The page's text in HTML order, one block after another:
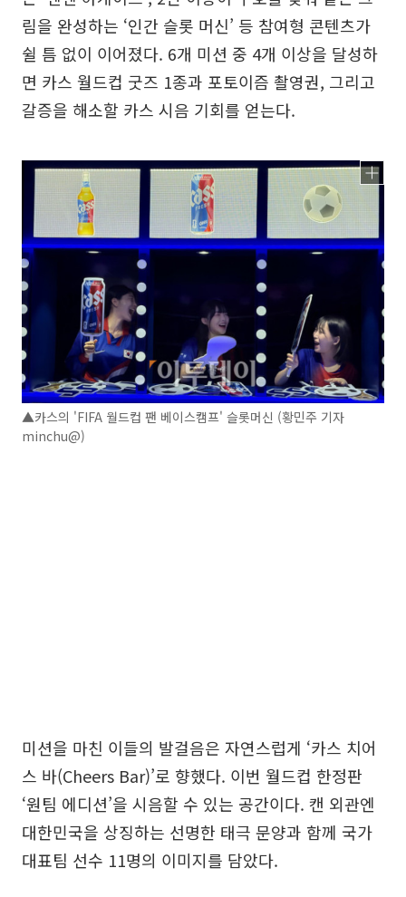
림을 완성하는 ‘인간 슬롯 머신’ 등 참여형 콘텐츠가
쉴 틈 없이 이어졌다. 6개 미션 중 4개 이상을 달성하
면 카스 월드컵 굿즈 1종과 포토이즘 촬영권, 그리고
갈증을 해소할 카스 시음 기회를 얻는다.
▲카스의 'FIFA 월드컵 팬 베이스캠프' 슬롯머신 (황민주 기자
minchu@)
미션을 마친 이들의 발걸음은 자연스럽게 ‘카스 치어
스 바(Cheers Bar)’로 향했다. 이번 월드컵 한정판
‘원팀 에디션’을 시음할 수 있는 공간이다. 캔 외관엔
대한민국을 상징하는 선명한 태극 문양과 함께 국가
대표팀 선수 11명의 이미지를 담았다.